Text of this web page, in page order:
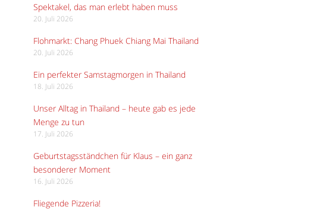
Spektakel, das man erlebt haben muss
20. Juli 2026
Flohmarkt: Chang Phuek Chiang Mai Thailand
20. Juli 2026
Ein perfekter Samstagmorgen in Thailand
18. Juli 2026
Unser Alltag in Thailand – heute gab es jede
Menge zu tun
17. Juli 2026
Geburtstagsständchen für Klaus – ein ganz
besonderer Moment
16. Juli 2026
Fliegende Pizzeria!